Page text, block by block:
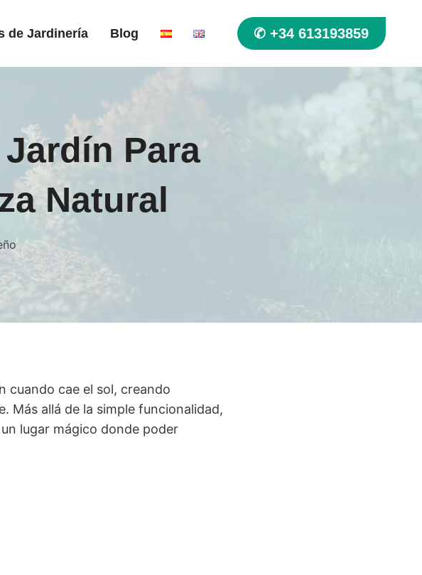
de Jardinería Blog ✆ +34 613193859
Para
Natural
cuando cae el sol, creando
Más allá de la simple funcionalidad,
lugar mágico donde poder